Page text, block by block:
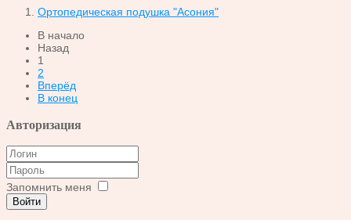
Ортопедическая подушка "Асония"
В начало
Назад
1
2
Вперёд
В конец
Авторизация
Запомнить меня
Войти